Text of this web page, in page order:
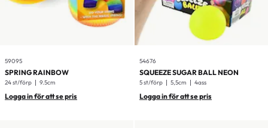
59095
SPRING RAINBOW
24 st/förp 9.5cm
Logga in för att se pris
54676
SQUEEZE SUGAR BALL NEON
5 st/förp 5,5cm 4ass
Logga in för att se pris